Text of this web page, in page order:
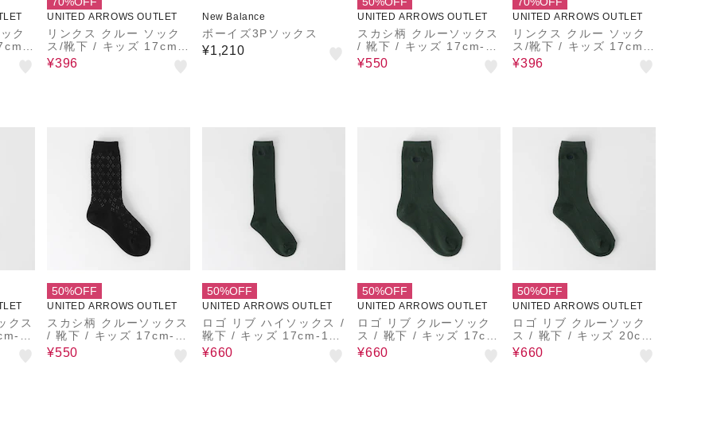
ク
UNITED ARROWS OUTLET
リンクス クルー ソック
ス/靴下 / キッズ 17cm-
19cm
¥396
New Balance
ボーイズ3Pソックス
¥1,210
UNITED ARROWS OUTLET
スカシ柄 クルーソックス
/ 靴下 / キッズ 17cm-1
9cm
¥550
UNITED ARROWS OUTLET
リンクス クルー ソック
ス/靴下 / キッズ 17cm-
19cm
¥396
クス
50%OFF
UNITED ARROWS OUTLET
スカシ柄 クルーソックス
/ 靴下 / キッズ 17cm-1
9cm
¥550
50%OFF
UNITED ARROWS OUTLET
ロゴ リブ ハイソックス /
靴下 / キッズ 17cm-19c
m
¥660
50%OFF
UNITED ARROWS OUTLET
ロゴ リブ クルーソック
ス / 靴下 / キッズ 17cm
-19cm
¥660
50%OFF
UNITED ARROWS OUTLET
ロゴ リブ クルーソック
ス / 靴下 / キッズ 20cm
-22cm
¥660